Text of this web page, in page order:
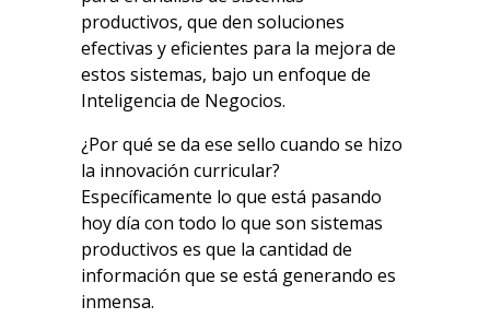
productivos, que den soluciones
efectivas y eficientes para la mejora de
estos sistemas, bajo un enfoque de
Inteligencia de Negocios.
¿Por qué se da ese sello cuando se hizo
la innovación curricular?
Específicamente lo que está pasando
hoy día con todo lo que son sistemas
productivos es que la cantidad de
información que se está generando es
inmensa.